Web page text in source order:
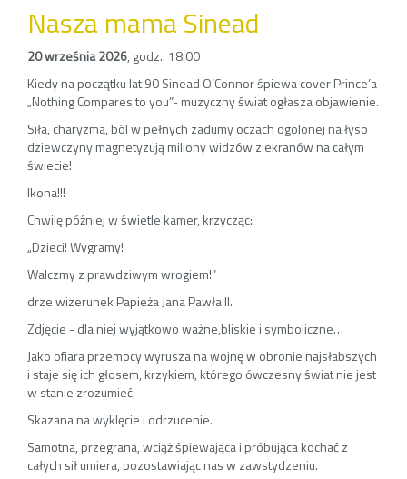
Nasza mama Sinead
20 września 2026, godz.: 18:00
Kiedy na początku lat 90 Sinead O’Connor śpiewa cover Prince’a
„Nothing Compares to you”- muzyczny świat ogłasza objawienie.
Siła, charyzma, ból w pełnych zadumy oczach ogolonej na łyso
dziewczyny magnetyzują miliony widzów z ekranów na całym
świecie!
Ikona!!!
Chwilę później w świetle kamer, krzycząc:
„Dzieci! Wygramy!
Walczmy z prawdziwym wrogiem!”
drze wizerunek Papieża Jana Pawła II.
Zdjęcie - dla niej wyjątkowo ważne,bliskie i symboliczne…
Jako ofiara przemocy wyrusza na wojnę w obronie najsłabszych
i staje się ich głosem, krzykiem, którego ówczesny świat nie jest
w stanie zrozumieć.
Skazana na wyklęcie i odrzucenie.
Samotna, przegrana, wciąż śpiewająca i próbująca kochać z
całych sił umiera, pozostawiając nas w zawstydzeniu.